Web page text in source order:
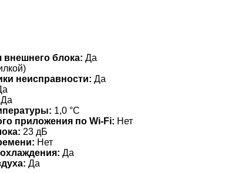
блока: Да
неисправности: Да
Да
1,0 °С
приложения по Wi-Fi: Нет
23 дБ
Нет
Да
Да